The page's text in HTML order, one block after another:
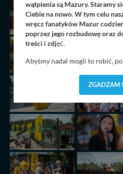
wątpienia są Mazury. Staramy
Ciebie na nowo. W tym celu
wręcz fanatyków Mazur
poprzez jego rozbudowę oraz
treści i zdjęć.
Abyśmy nadal mogli to robić,
dostosować do Twoich
pliki cookies) będą zapisywane
wyszukania, ulubione miejsca,
Bezpieczeństwo Twoich danych
priorytetowe, bez
zmieniać zakresu naszych
nas bezpieczne, jeśli masz
intencji, zawsze możesz
informacji uzyskach w naszej
ZGADZAM